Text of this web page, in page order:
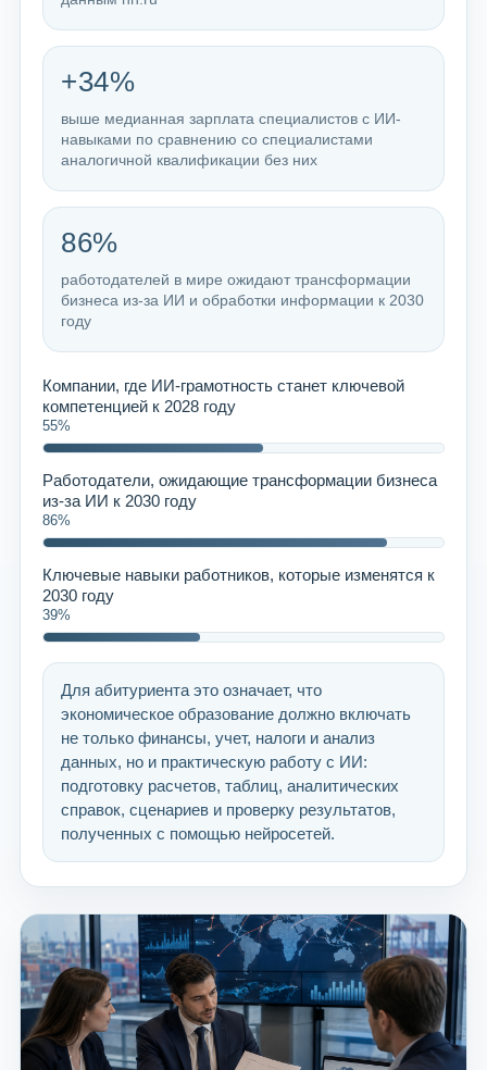
+34%
выше медианная зарплата специалистов с ИИ-
навыками по сравнению со специалистами
аналогичной квалификации без них
86%
работодателей в мире ожидают трансформации
бизнеса из-за ИИ и обработки информации к 2030
году
Компании, где ИИ-грамотность станет ключевой
компетенцией к 2028 году
55%
Работодатели, ожидающие трансформации бизнеса
из-за ИИ к 2030 году
86%
Ключевые навыки работников, которые изменятся к
2030 году
39%
Для абитуриента это означает, что
экономическое образование должно включать
не только финансы, учет, налоги и анализ
данных, но и практическую работу с ИИ:
подготовку расчетов, таблиц, аналитических
справок, сценариев и проверку результатов,
полученных с помощью нейросетей.